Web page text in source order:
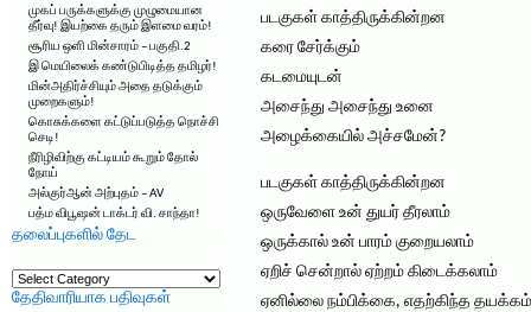
முகப் பருக்களுக்கு முழுமையான
தீர்வு! இயற்கை தரும் இளமை வரம்!
சூரிய ஒளி மின்சாரம் – பகுதி.2
இ மெயிலைக் கண்டுபிடித்த தமிழர்!
மின்அதிர்ச்சியும் அதை தடுக்கும்
முறைகளும்!
கொசுக்களை கட்டுப்படுத்த நொச்சி
செடி!
நீரிழிவிற்கு கட்டியம் கூறும் தோல்
நோய்
அல்குர்ஆன் அற்புதம் – AV
பத்ம விபூஷன் டாக்டர் வி. சாந்தா!
தலைப்புகளில் தேட
தலைப்புகளில்
தேட
தேதிவாரியாக பதிவுகள்
படகுகள் காத்திருக்கின்றன
கரை சேர்க்கும்
கடமையுடன்
அசைந்து அசைந்து உனை
அழைக்கையில் அச்சமேன்?
படகுகள் காத்திருக்கின்றன
ஒருவேளை உன் துயர் தீரலாம்
ஒருக்கால் உன் பாரம் குறையலாம்
ஏறிச் சென்றால் ஏற்றம் கிடைக்கலாம்
ஏனில்லை நம்பிக்கை, எதற்கிந்த